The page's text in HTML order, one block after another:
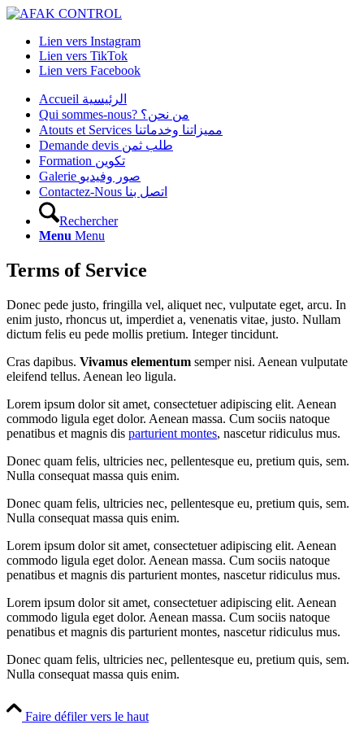
Lien vers Instagram
Lien vers TikTok
Lien vers Facebook
Accueil الرئيسية
Qui sommes-nous? من نحن؟
Atouts et Services مميزاتنا وخدماتنا
Demande devis طلب ثمن
Formation تكوين
Galerie صور وفيديو
Contactez-Nous اتصل بنا
Rechercher
Menu Menu
Terms of Service
Donec pede justo, fringilla vel, aliquet nec, vulputate eget, arcu. In
enim justo, rhoncus ut, imperdiet a, venenatis vitae, justo. Nullam
dictum felis eu pede mollis pretium. Integer tincidunt.
Cras dapibus. Vivamus elementum semper nisi. Aenean vulputate
eleifend tellus. Aenean leo ligula.
Lorem ipsum dolor sit amet, consectetuer adipiscing elit. Aenean
commodo ligula eget dolor. Aenean massa. Cum sociis natoque
penatibus et magnis dis parturient montes, nascetur ridiculus mus.
Donec quam felis, ultricies nec, pellentesque eu, pretium quis, sem.
Nulla consequat massa quis enim.
Donec quam felis, ultricies nec, pellentesque eu, pretium quis, sem.
Nulla consequat massa quis enim.
Lorem ipsum dolor sit amet, consectetuer adipiscing elit. Aenean
commodo ligula eget dolor. Aenean massa. Cum sociis natoque
penatibus et magnis dis parturient montes, nascetur ridiculus mus.
Lorem ipsum dolor sit amet, consectetuer adipiscing elit. Aenean
commodo ligula eget dolor. Aenean massa. Cum sociis natoque
penatibus et magnis dis parturient montes, nascetur ridiculus mus.
Donec quam felis, ultricies nec, pellentesque eu, pretium quis, sem.
Nulla consequat massa quis enim.
Faire défiler vers le haut